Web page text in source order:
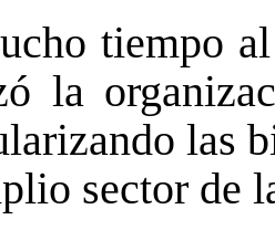
tiempo
la
las
sector de